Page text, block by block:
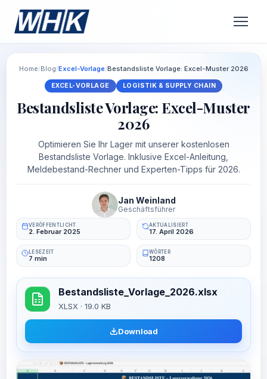
Home/Blog/Excel-Vorlage/Bestandsliste Vorlage: Excel-Muster 2026
EXCEL-VORLAGE LOGISTIK & SUPPLY CHAIN
Bestandsliste Vorlage: Excel-Muster
2026
Optimieren Sie Ihr Lager mit unserer kostenlosen
Bestandsliste Vorlage. Inklusive Excel-Anleitung,
Meldebestand-Rechner und Experten-Tipps für 2026.
Jan Weinland
Geschäftsführer
VERÖFFENTLICHT
2. Februar 2025
AKTUALISIERT
17. April 2026
LESEZEIT
7 min
WÖRTER
1208
Bestandsliste_Vorlage_2026.xlsx
XLSX · 19.0 KB
Download